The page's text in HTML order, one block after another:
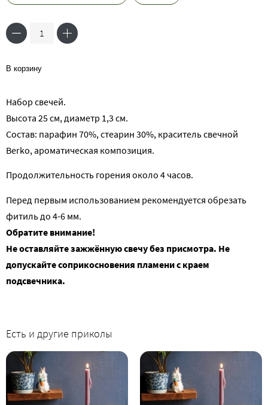
В корзину
Набор свечей.
Высота 25 см, диаметр 1,3 см.
Состав: парафин 70%, стеарин 30%, краситель свечной
Berko, ароматическая композиция.
Продолжительность горения около 4 часов.
Перед первым использованием рекомендуется обрезать
фитиль до 4-6 мм.
Обратите внимание!
Не оставляйте зажжённую свечу без присмотра. Не
допускайте соприкосновения пламени с краем
подсвечника.
Есть и другие приколы